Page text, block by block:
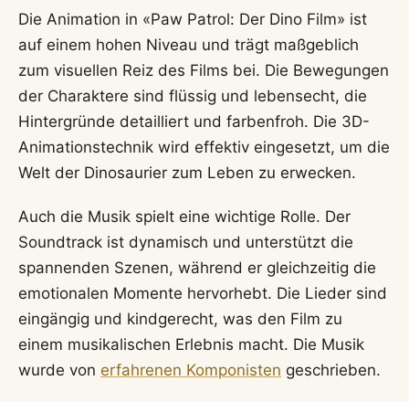
Die Animation in «Paw Patrol: Der Dino Film» ist
auf einem hohen Niveau und trägt maßgeblich
zum visuellen Reiz des Films bei. Die Bewegungen
der Charaktere sind flüssig und lebensecht, die
Hintergründe detailliert und farbenfroh. Die 3D-
Animationstechnik wird effektiv eingesetzt, um die
Welt der Dinosaurier zum Leben zu erwecken.
Auch die Musik spielt eine wichtige Rolle. Der
Soundtrack ist dynamisch und unterstützt die
spannenden Szenen, während er gleichzeitig die
emotionalen Momente hervorhebt. Die Lieder sind
eingängig und kindgerecht, was den Film zu
einem musikalischen Erlebnis macht. Die Musik
wurde von erfahrenen Komponisten geschrieben.